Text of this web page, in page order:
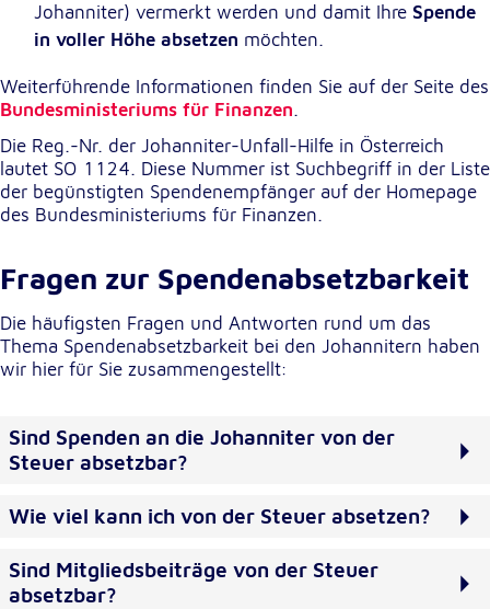
Johanniter) vermerkt werden und damit Ihre Spende
in voller Höhe absetzen möchten.
Weiterführende Informationen finden Sie auf der Seite des
Bundesministeriums für Finanzen.
Die Reg.-Nr. der Johanniter-Unfall-Hilfe in Österreich
lautet SO 1124. Diese Nummer ist Suchbegriff in der Liste
der begünstigten Spendenempfänger auf der Homepage
des Bundesministeriums für Finanzen.
Fragen zur Spendenabsetzbarkeit
Die häufigsten Fragen und Antworten rund um das
Thema Spendenabsetzbarkeit bei den Johannitern haben
wir hier für Sie zusammengestellt:
Sind Spenden an die Johanniter von der
Steuer absetzbar?
Wie viel kann ich von der Steuer absetzen?
Sind Mitgliedsbeiträge von der Steuer
absetzbar?
Anbieter:
Zweck:
Erhebung von Statistiken zur Website-Nutzung
Cookie Laufzeit:
24 Stunden - 2 Jahre
Anbieter:
Google LLC
Um Inhalte von Videoplattformen und
Kartendiensten anzeigen zu können, werden von
YouTube
Anbieter:
Google LLC